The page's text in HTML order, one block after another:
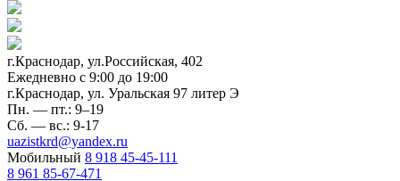
г.Краснодар, ул.Российская, 402
Ежедневно c 9:00 до 19:00
г.Краснодар, ул. Уральская 97 литер Э
Пн. — пт.: 9–19
Сб. — вс.: 9-17
uazistkrd@yandex.ru
Мобильный 8 918 45-45-111
8 961 85-67-471